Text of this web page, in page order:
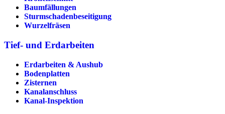
Baumfällungen
Sturmschadenbeseitigung
Wurzelfräsen
Tief- und Erdarbeiten
Erdarbeiten & Aushub
Bodenplatten
Zisternen
Kanalanschluss
Kanal-Inspektion